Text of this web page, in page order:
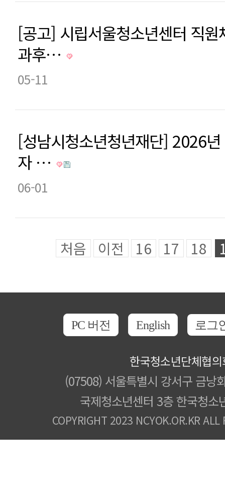
[공고] 시립서울청소년센터 직
과후…
05-11
[성남시청소년청년재단] 2026
자 …
06-01
처음 이전 16 17 18
PC 버전 English 로그
한국청소년단체협
(07508) 서울특별시 강서구 금낭
국제청소년센터 3층 한국청소
COPYRIGHT 2023 NCYOK.OR.KR ALL